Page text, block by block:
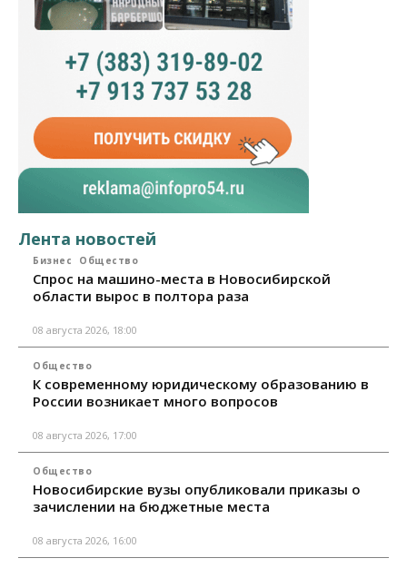
Лента новостей
Бизнес Общество
Спрос на машино-места в Новосибирской
области вырос в полтора раза
08 августа 2026, 18:00
Общество
К современному юридическому образованию в
России возникает много вопросов
08 августа 2026, 17:00
Общество
Новосибирские вузы опубликовали приказы о
зачислении на бюджетные места
08 августа 2026, 16:00